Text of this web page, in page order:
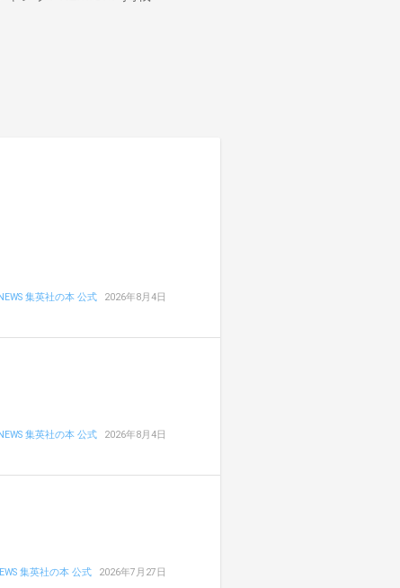
集英社の本 公式 2026年8月4日
集英社の本 公式 2026年8月4日
集英社の本 公式 2026年7月27日